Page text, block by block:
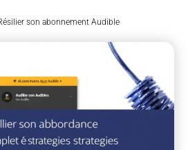
son abonnement Audible